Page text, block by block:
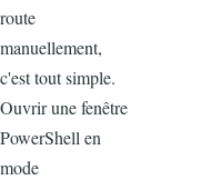
route
manuellement,
c'est tout simple.
Ouvrir une fenêtre
PowerShell en
mode